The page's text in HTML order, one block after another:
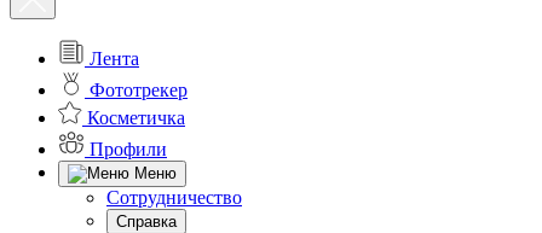
Лента
Фототрекер
Косметичка
Профили
Меню
Сотрудничество
Справка